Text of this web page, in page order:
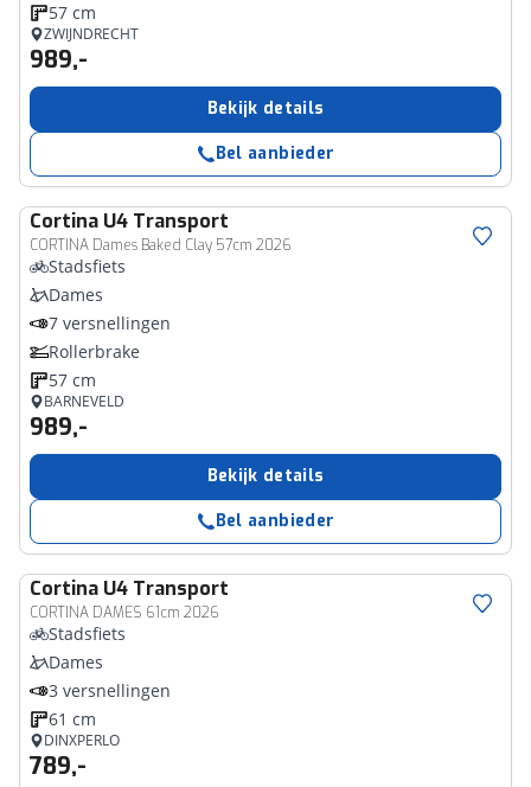
57 cm
ZWIJNDRECHT
989,-
Bekijk details
Bel aanbieder
Cortina U4 Transport
CORTINA Dames Baked Clay 57cm 2026
Stadsfiets
Dames
7 versnellingen
Rollerbrake
57 cm
BARNEVELD
989,-
Bekijk details
Bel aanbieder
Cortina U4 Transport
CORTINA DAMES 61cm 2026
Stadsfiets
Dames
3 versnellingen
61 cm
DINXPERLO
789,-